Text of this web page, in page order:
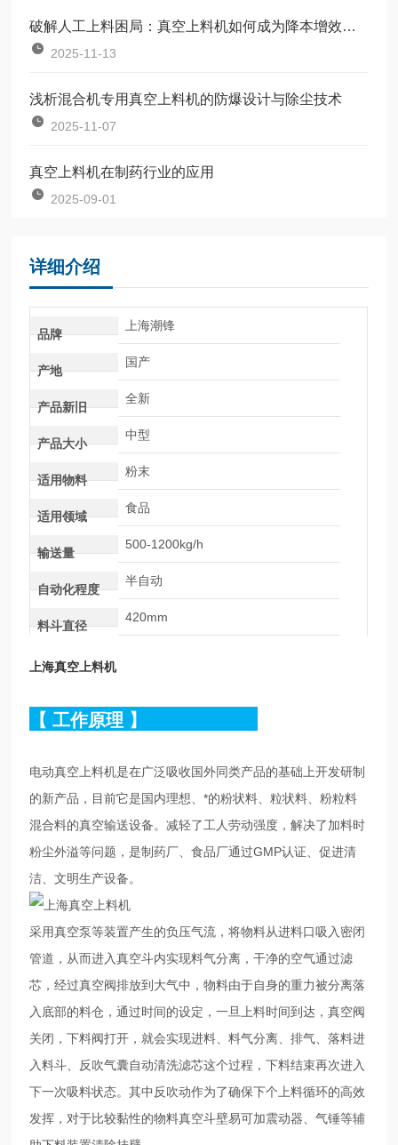
破解人工上料困局：真空上料机如何成为降本增效的关键
2025-11-13
浅析混合机专用真空上料机的防爆设计与除尘技术
2025-11-07
真空上料机在制药行业的应用
2025-09-01
详细介绍
品牌
上海潮锋
产地
国产
产品新旧
全新
产品大小
中型
适用物料
粉末
适用领域
食品
输送量
500-1200kg/h
自动化程度
半自动
料斗直径
420mm
上海真空上料机
【 工作原理 】
电动真空上料机是在广泛吸收国外同类产品的基础上开发研制
的新产品，目前它是国内理想、*的粉状料、粒状料、粉粒料
混合料的真空输送设备。减轻了工人劳动强度，解决了加料时
粉尘外溢等问题，是制药厂、食品厂通过GMP认证、促进清
洁、文明生产设备。
采用真空泵等装置产生的负压气流，将物料从进料口吸入密闭
管道，从而进入真空斗内实现料气分离，干净的空气通过滤
芯，经过真空阀排放到大气中，物料由于自身的重力被分离落
入底部的料仓，通过时间的设定，一旦上料时间到达，真空阀
关闭，下料阀打开，就会实现进料、料气分离、排气、落料进
入料斗、反吹气囊自动清洗滤芯这个过程，下料结束再次进入
下一次吸料状态。其中 反吹动作为了确保下个上料循环的高效
发挥，对于比较黏性的物料真空斗壁易可加震动器、气锤等辅